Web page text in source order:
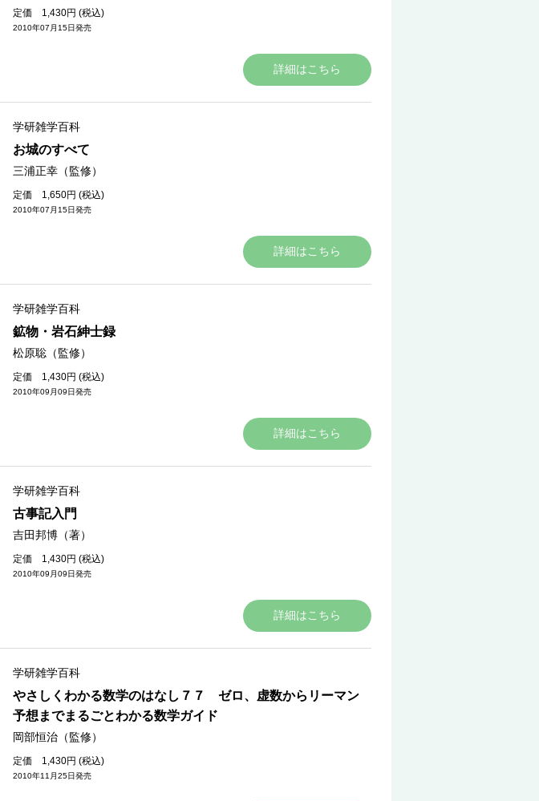
定価 1,430円 (税込)
2010年07月15日発売
詳細はこちら
学研雑学百科
お城のすべて
三浦正幸（監修）
定価 1,650円 (税込)
2010年07月15日発売
詳細はこちら
学研雑学百科
鉱物・岩石紳士録
松原聡（監修）
定価 1,430円 (税込)
2010年09月09日発売
詳細はこちら
学研雑学百科
古事記入門
吉田邦博（著）
定価 1,430円 (税込)
2010年09月09日発売
詳細はこちら
学研雑学百科
やさしくわかる数学のはなし７７ ゼロ、虚数からリーマン
予想までまるごとわかる数学ガイド
岡部恒治（監修）
定価 1,430円 (税込)
2010年11月25日発売